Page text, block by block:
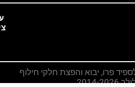
פרו, יבוא והפצת חלקי חילוף
2026